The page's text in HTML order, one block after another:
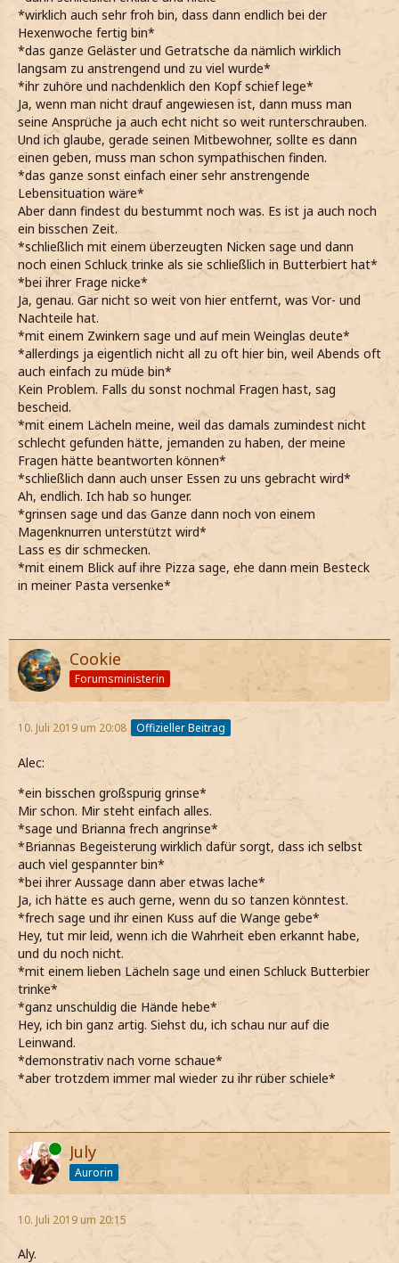
*wirklich auch sehr froh bin, dass dann endlich bei der
Hexenwoche fertig bin*
*das ganze Geläster und Getratsche da nämlich wirklich
langsam zu anstrengend und zu viel wurde*
*ihr zuhöre und nachdenklich den Kopf schief lege*
Ja, wenn man nicht drauf angewiesen ist, dann muss man
seine Ansprüche ja auch echt nicht so weit runterschrauben.
Und ich glaube, gerade seinen Mitbewohner, sollte es dann
einen geben, muss man schon sympathischen finden.
*das ganze sonst einfach einer sehr anstrengende
Lebensituation wäre*
Aber dann findest du bestummt noch was. Es ist ja auch noch
ein bisschen Zeit.
*schließlich mit einem überzeugten Nicken sage und dann
noch einen Schluck trinke als sie schließlich in Butterbiert hat*
*bei ihrer Frage nicke*
Ja, genau. Gar nicht so weit von hier entfernt, was Vor- und
Nachteile hat.
*mit einem Zwinkern sage und auf mein Weinglas deute*
*allerdings ja eigentlich nicht all zu oft hier bin, weil Abends oft
auch einfach zu müde bin*
Kein Problem. Falls du sonst nochmal Fragen hast, sag
bescheid.
*mit einem Lächeln meine, weil das damals zumindest nicht
schlecht gefunden hätte, jemanden zu haben, der meine
Fragen hätte beantworten können*
*schließlich dann auch unser Essen zu uns gebracht wird*
Ah, endlich. Ich hab so hunger.
*grinsen sage und das Ganze dann noch von einem
Magenknurren unterstützt wird*
Lass es dir schmecken.
*mit einem Blick auf ihre Pizza sage, ehe dann mein Besteck
in meiner Pasta versenke*
Cookie
Forumsministerin
10. Juli 2019 um 20:08 Offizieller Beitrag
Alec:
*ein bisschen großspurig grinse*
Mir schon. Mir steht einfach alles.
*sage und Brianna frech angrinse*
*Briannas Begeisterung wirklich dafür sorgt, dass ich selbst
auch viel gespannter bin*
*bei ihrer Aussage dann aber etwas lache*
Ja, ich hätte es auch gerne, wenn du so tanzen könntest.
*frech sage und ihr einen Kuss auf die Wange gebe*
Hey, tut mir leid, wenn ich die Wahrheit eben erkannt habe,
und du noch nicht.
*mit einem lieben Lächeln sage und einen Schluck Butterbier
trinke*
*ganz unschuldig die Hände hebe*
Hey, ich bin ganz artig. Siehst du, ich schau nur auf die
Leinwand.
*demonstrativ nach vorne schaue*
*aber trotzdem immer mal wieder zu ihr rüber schiele*
Online July
Aurorin
10. Juli 2019 um 20:15
Aly.